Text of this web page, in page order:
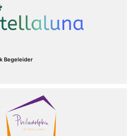
Begeleider